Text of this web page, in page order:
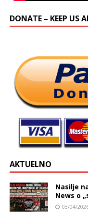
DONATE – KEEP US
AKTUELNO
Nasilje
News o
03/04/